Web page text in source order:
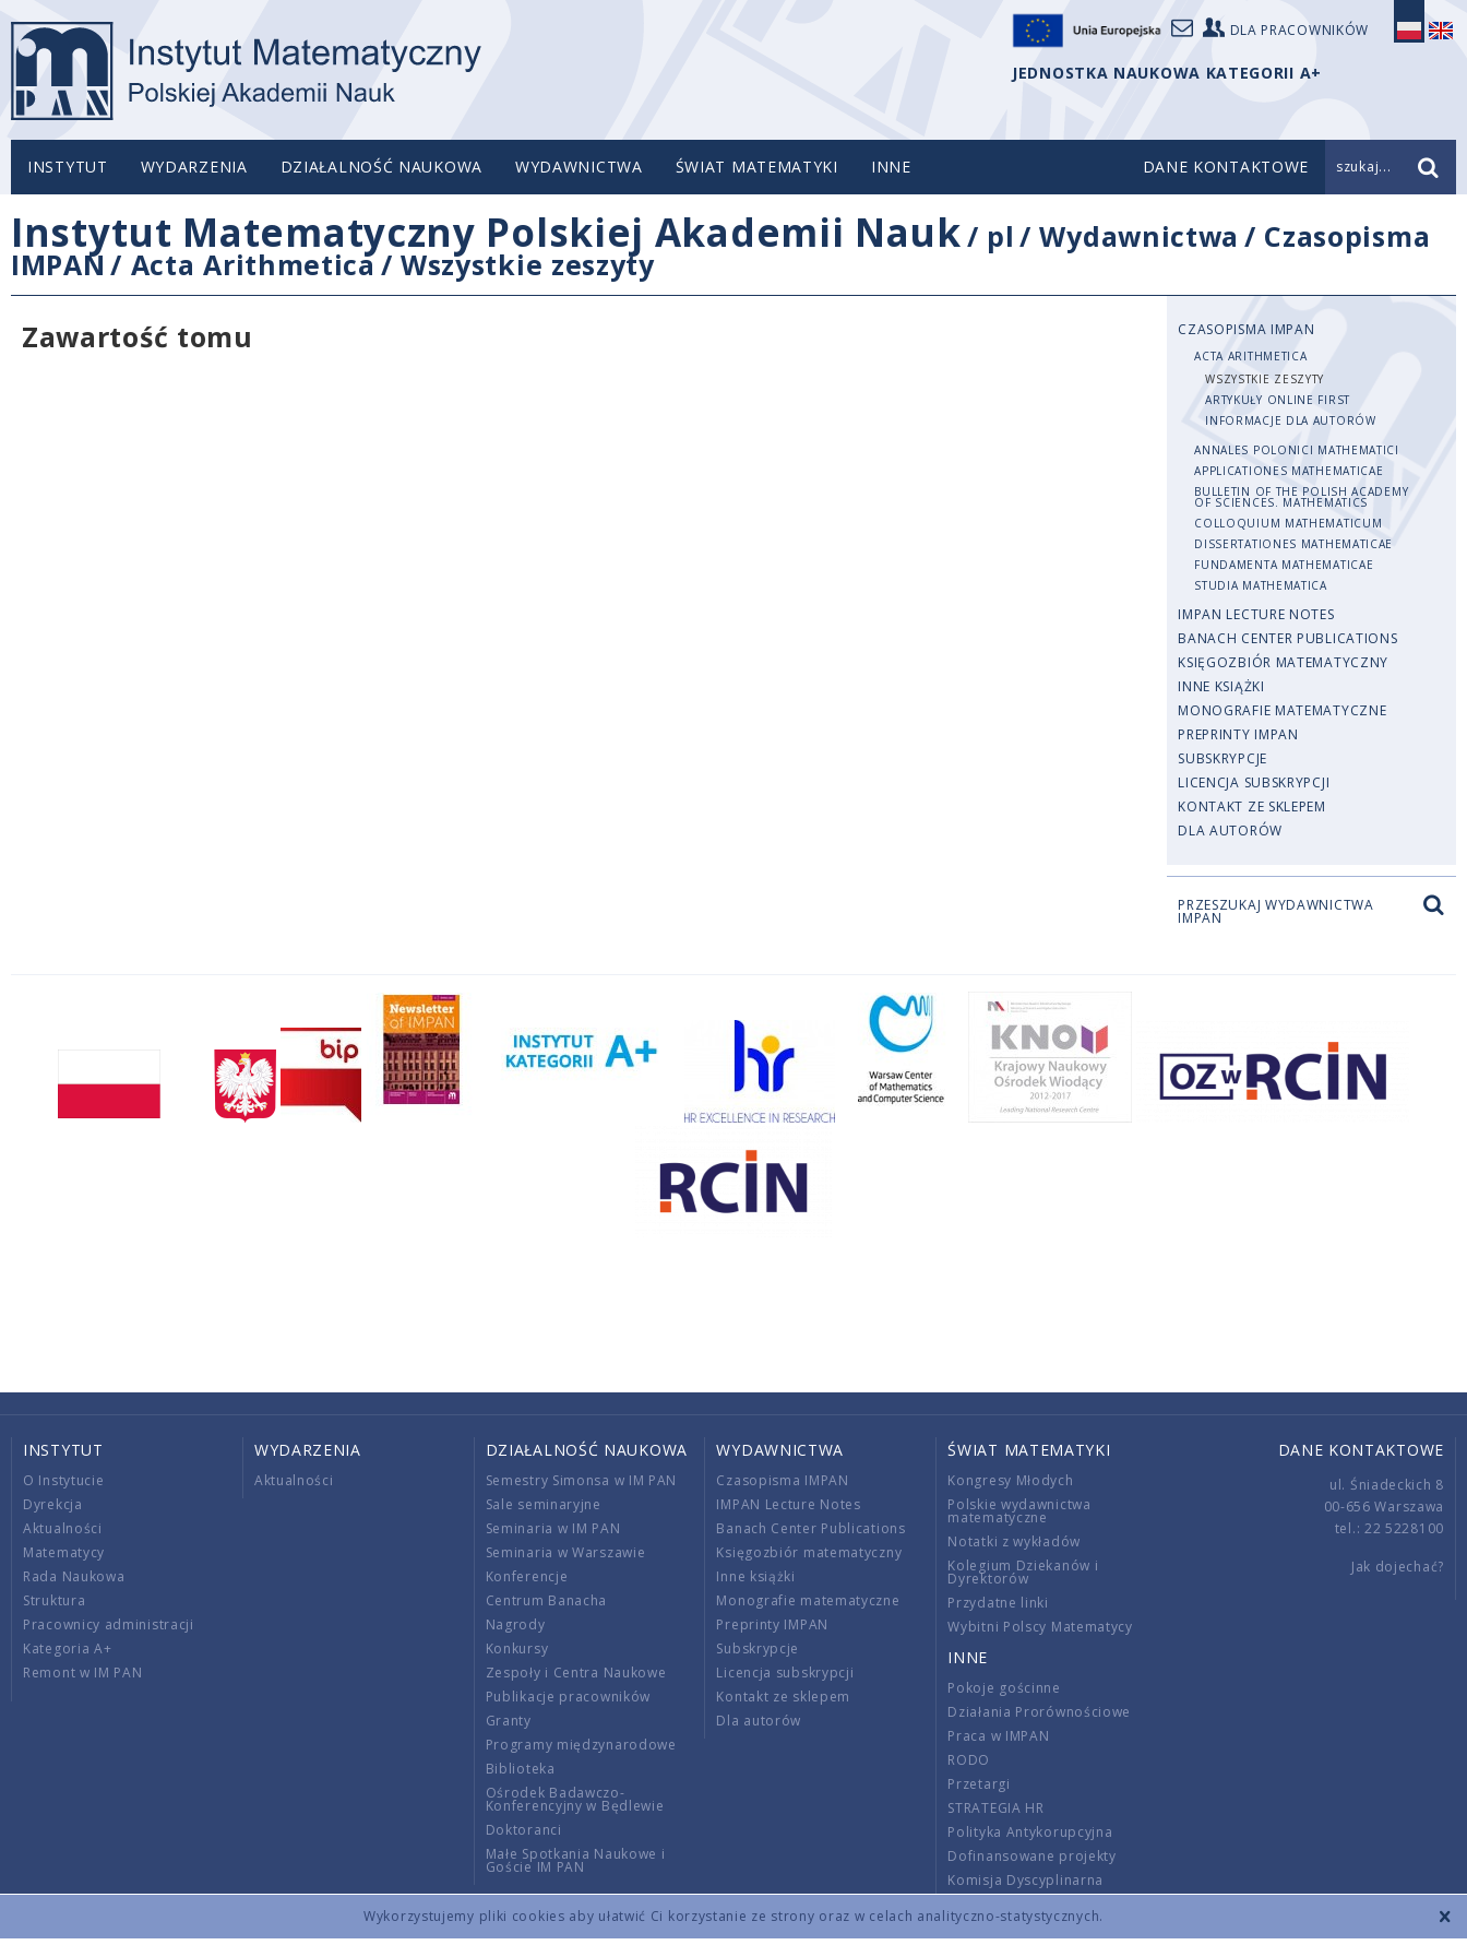
Wykorzystujemy pliki cookies aby ułatwić Ci korzystanie ze strony oraz w celach analityczno-statystycznych.
DLA PRACOWNIKÓW
JEDNOSTKA NAUKOWA KATEGORII A+
INSTYTUT WYDARZENIA DZIAŁALNOŚĆ NAUKOWA WYDAWNICTWA ŚWIAT MATEMATYKI INNE DANE KONTAKTOWE szukaj...
Instytut Matematyczny Polskiej Akademii Nauk/ pl /Wydawnictwa / Czasopisma
IMPAN / Acta Arithmetica/ Wszystkie zeszyty
Zawartość tomu
CZASOPISMA IMPAN
ACTA ARITHMETICA
WSZYSTKIE ZESZYTY
ARTYKUŁY ONLINE FIRST
INFORMACJE DLA AUTORÓW
ANNALES POLONICI MATHEMATICI
APPLICATIONES MATHEMATICAE
BULLETIN OF THE POLISH ACADEMY
OF SCIENCES. MATHEMATICS
COLLOQUIUM MATHEMATICUM
DISSERTATIONES MATHEMATICAE
FUNDAMENTA MATHEMATICAE
STUDIA MATHEMATICA
IMPAN LECTURE NOTES
BANACH CENTER PUBLICATIONS
KSIĘGOZBIÓR MATEMATYCZNY
INNE KSIĄŻKI
MONOGRAFIE MATEMATYCZNE
PREPRINTY IMPAN
SUBSKRYPCJE
LICENCJA SUBSKRYPCJI
KONTAKT ZE SKLEPEM
DLA AUTORÓW
PRZESZUKAJ WYDAWNICTWA
IMPAN
INSTYTUT
O Instytucie
Dyrekcja
Aktualności
Matematycy
Rada Naukowa
Struktura
Pracownicy administracji
Kategoria A+
Remont w IM PAN
WYDARZENIA
Aktualności
DZIAŁALNOŚĆ NAUKOWA
Semestry Simonsa w IM PAN
Sale seminaryjne
Seminaria w IM PAN
Seminaria w Warszawie
Konferencje
Centrum Banacha
Nagrody
Konkursy
Zespoły i Centra Naukowe
Publikacje pracowników
Granty
Programy międzynarodowe
Biblioteka
Ośrodek Badawczo-
Konferencyjny w Będlewie
Doktoranci
Małe Spotkania Naukowe i
Goście IM PAN
WYDAWNICTWA
Czasopisma IMPAN
IMPAN Lecture Notes
Banach Center Publications
Księgozbiór matematyczny
Inne książki
Monografie matematyczne
Preprinty IMPAN
Subskrypcje
Licencja subskrypcji
Kontakt ze sklepem
Dla autorów
ŚWIAT MATEMATYKI
Kongresy Młodych
Polskie wydawnictwa
matematyczne
Notatki z wykładów
Kolegium Dziekanów i
Dyrektorów
Przydatne linki
Wybitni Polscy Matematycy
INNE
Pokoje gościnne
Działania Prorównościowe
Praca w IMPAN
RODO
Przetargi
STRATEGIA HR
Polityka Antykorupcyjna
Dofinansowane projekty
Komisja Dyscyplinarna
Wnoszenie opłat
DANE KONTAKTOWE
ul. Śniadeckich 8
00-656 Warszawa
tel.: 22 5228100
Jak dojechać?